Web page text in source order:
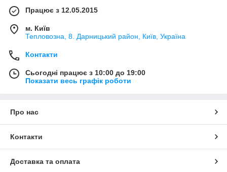
Працює з 12.05.2015
м. Київ
Тепловозна, 8. Дарницький район, Київ, Україна
Контакти
Сьогодні працює з 10:00 до 19:00
Показати весь графік роботи
Про нас
Контакти
Доставка та оплата